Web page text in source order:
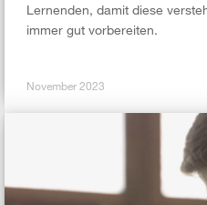
Lernenden, damit diese
immer gut vorbereiten.
November 2023